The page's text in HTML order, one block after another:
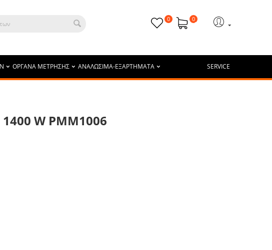
0 0
ΟΡΓΑΝΑ ΜΕΤΡΗΣΗΣ ΑΝΑΛΩΣΙΜΑ-ΕΞΑΡΤΗΜΑΤΑ SERVICE
W PMM1006